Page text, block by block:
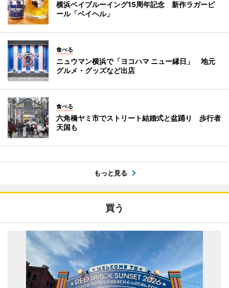
横浜ベイブルーイング15周年記念 新作ラガービ
ール「ベイヘル」
食べる
ニュウマン横浜で「ヨコハマ ニュー縁日」 地元
グルメ・グッズなど出店
食べる
六角橋ヤミ市でストリート結婚式と盆踊り 歩行者
天国も
もっと見る
買う